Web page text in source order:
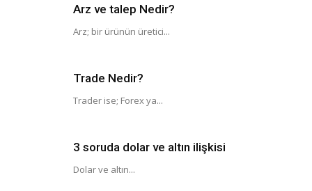
Arz ve talep Nedir?
Arz; bir ürünün üretici...
Trade Nedir?
Trader ise; Forex ya...
3 soruda dolar ve altın ilişkisi
Dolar ve altın...